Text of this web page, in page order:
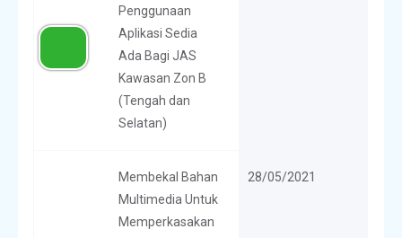
Penggunaan
Aplikasi Sedia
Ada Bagi JAS
Kawasan Zon B
(Tengah dan
Selatan)
Membekal Bahan
Multimedia Untuk
Memperkasakan
28/05/2021